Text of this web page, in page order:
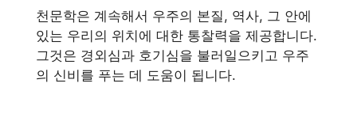
천문학은 계속해서 우주의 본질, 역사, 그 안에
있는 우리의 위치에 대한 통찰력을 제공합니다.
그것은 경외심과 호기심을 불러일으키고 우주
의 신비를 푸는 데 도움이 됩니다.